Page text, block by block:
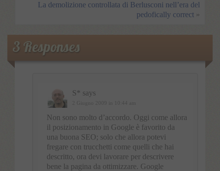
La demolizione controllata di Berlusconi nell’era del
pedofically correct »
3 Responses
S* says
Non sono molto d’accordo. Oggi come allora
il posizionamento in Google è favorito da
una buona SEO; solo che allora potevi
fregare con trucchetti come quelli che hai
descritto, ora devi lavorare per descrivere
bene la pagina da ottimizzare. Google